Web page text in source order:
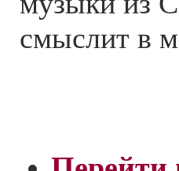
смыслит в